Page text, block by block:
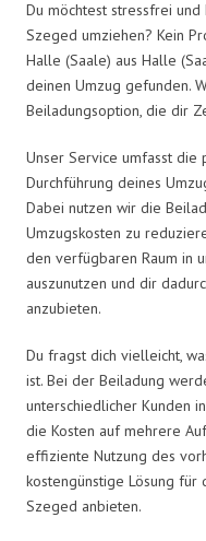
Du möchtest stressfrei
Szeged umziehen? Kein
Halle (Saale) aus Halle
deinen Umzug gefunden.
Beiladungsoption, die dir
Unser Service umfasst die
Durchführung deines
Dabei nutzen wir die
Umzugskosten zu
den verfügbaren Raum in
auszunutzen und dir
anzubieten.
Du fragst dich vielleicht,
ist. Bei der Beiladung
unterschiedlicher Kunden
die Kosten auf mehrere
effiziente Nutzung des
kostengünstige Lösung für
Szeged anbieten.